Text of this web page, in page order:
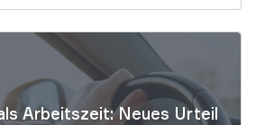
wirft der Einsatz von
in der Kreativbranche
Fragen auf. Das
das Markenrecht und das
[…]
Arbeitszeit: Neues Urteil